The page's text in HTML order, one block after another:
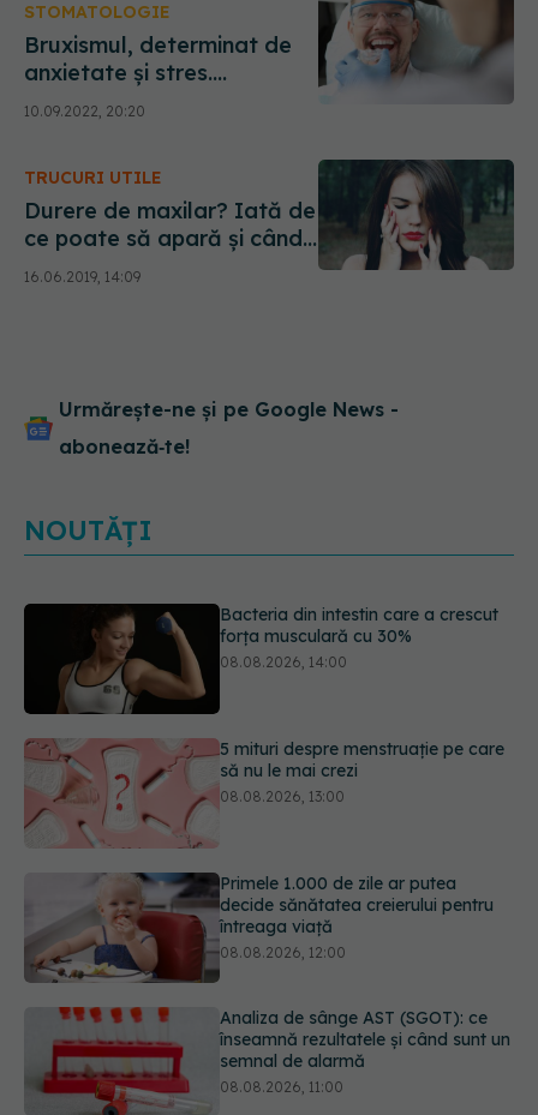
STOMATOLOGIE
Bruxismul, determinat de
anxietate și stres.
Ortodont: Tratamentul
este unul pluridisciplinar
10.09.2022, 20:20
TRUCURI UTILE
Durere de maxilar? Iată de
ce poate să apară și când
poate fi grav
16.06.2019, 14:09
Urmărește-ne și pe Google News -
abonează‑te!
NOUTĂȚI
5 mituri despre menstruație pe care
să nu le mai crezi
08.08.2026, 13:00
Primele 1.000 de zile ar putea
decide sănătatea creierului pentru
întreaga viață
Analiza de sânge AST (SGOT): ce
înseamnă rezultatele și când sunt un
semnal de alarmă
08.08.2026, 11:00
Trucul simplu de vară care te
răcorește după duș. De ce este bine
să nu te ștergi imediat
08.08.2026, 10:37